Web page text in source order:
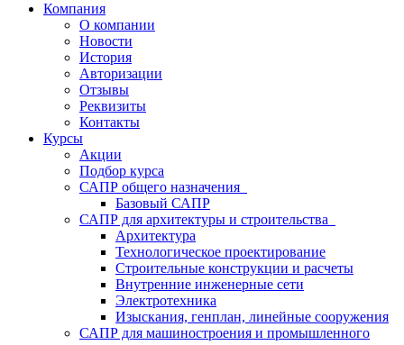
Компания
О компании
Новости
История
Авторизации
Отзывы
Реквизиты
Контакты
Курсы
Акции
Подбор курса
САПР общего назначения
Базовый САПР
САПР для архитектуры и строительства
Архитектура
Технологическое проектирование
Строительные конструкции и расчеты
Внутренние инженерные сети
Электротехника
Изыскания, генплан, линейные сооружения
САПР для машиностроения и промышленного